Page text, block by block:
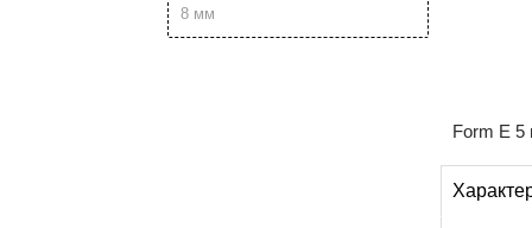
8 мм
Form E 5